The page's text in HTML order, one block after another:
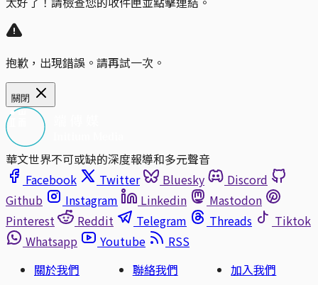
抱歉，出現錯誤。請再試一次。
關閉
華文世界不可或缺的深度報導和多元聲音
Facebook
Twitter Bluesky
Discord
Github
Instagram Linkedin
Mastodon
Pinterest
Reddit Telegram Threads
Tiktok
Whatsapp
Youtube
RSS
關於我們
聯絡我們
加入我們